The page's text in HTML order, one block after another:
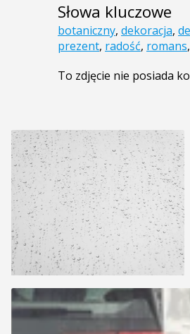
Słowa kluczowe
botaniczny, dekoracja,
prezent, radość, romans,
To zdjęcie nie posiada